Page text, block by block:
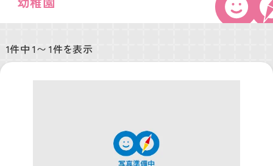
1件中 1〜 1件を表示